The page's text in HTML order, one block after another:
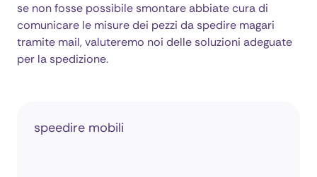
se non fosse possibile smontare abbiate cura di
comunicare le misure dei pezzi da spedire magari
tramite mail, valuteremo noi delle soluzioni adeguate
per la spedizione.
speedire mobili